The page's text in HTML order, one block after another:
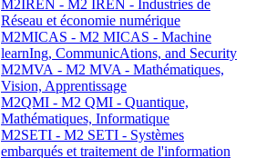
M2IREN - M2 IREN - Industries de
Réseau et économie numérique
M2MICAS - M2 MICAS - Machine
learnIng, CommunicAtions, and Security
M2MVA - M2 MVA - Mathématiques,
Vision, Apprentissage
M2QMI - M2 QMI - Quantique,
Mathématiques, Informatique
M2SETI - M2 SETI - Systèmes
embarqués et traitement de l'information